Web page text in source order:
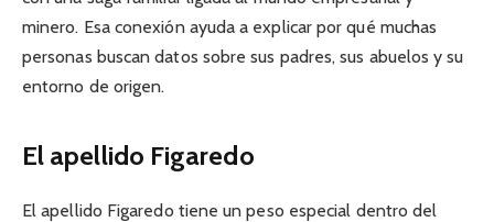
minero. Esa conexión ayuda a explicar por qué muchas
personas buscan datos sobre sus padres, sus abuelos y su
entorno de origen.
El apellido Figaredo
El apellido Figaredo tiene un peso especial dentro del